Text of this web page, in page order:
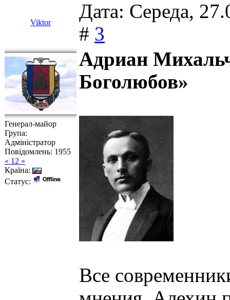
Viktor
Дата: Середа,
# 3
Генерал-майор
Група:
Адміністратор
Повідомлень: 1955
« 12 »
Країна:
Статус:
Адриан
Боголюбов»
Все